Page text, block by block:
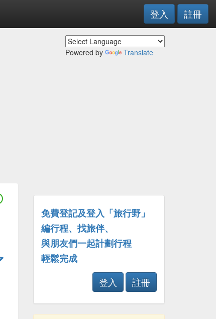
登入 註冊
Powered by Translate
免費登記及登入「旅行野」
編行程、找旅伴、
與朋友們一起計劃行程
輕鬆完成
登入
註冊